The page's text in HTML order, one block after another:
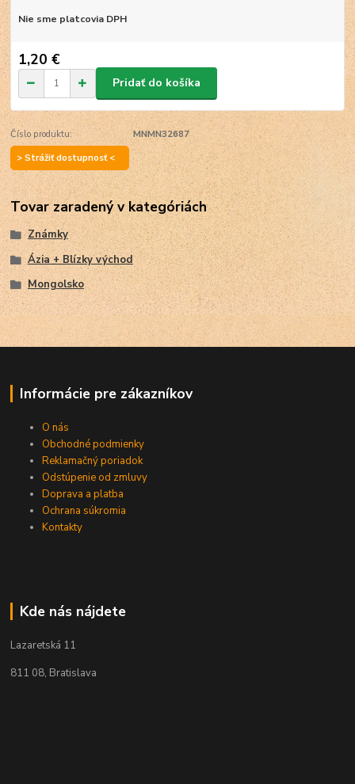
Nie sme platcovia DPH
1,20 €
Pridať do košíka
Číslo produktu:
MNMN32687
> Strážiť dostupnosť <
Tovar zaradený v kategóriách
Známky
Ázia + Blízky východ
Mongolsko
Informácie pre zákazníkov
O nás
Obchodné podmienky
Reklamačný poriadok
Odstúpenie od zmluvy
Doprava a platba
Ochrana súkromia
Kontakty
Kde nás nájdete
Lazaretská 11
811 08, Bratislava